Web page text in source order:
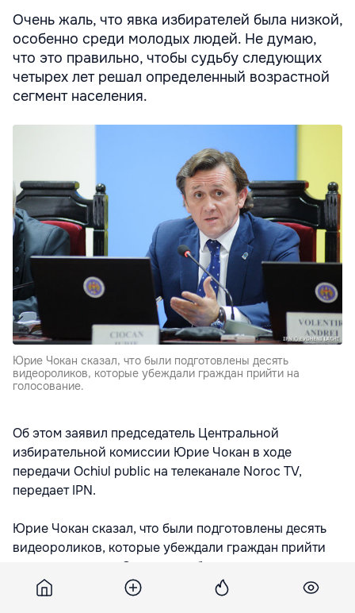
Очень жаль, что явка избирателей была низкой,
особенно среди молодых людей. Не думаю,
что это правильно, чтобы судьбу следующих
четырех лет решал определенный возрастной
сегмент населения.
Юрие Чокан сказал, что были подготовлены десять
видеороликов, которые убеждали граждан прийти на
голосование.
Об этом заявил председатель Центральной
избирательной комиссии Юрие Чокан в ходе
передачи Ochiul public на телеканале Noroc TV,
передает IPN.
Юрие Чокан сказал, что были подготовлены десять
видеороликов, которые убеждали граждан прийти
на голосование. „Эти ролики были сделаны на
деньги иностранных партнеров, а наш вклад